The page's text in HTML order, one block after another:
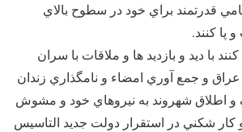
قدرتمند براي خود در سطوح بالاي
پا کنند.
با ديد و بازديد ها و ملاقات با سران
و جمع آوري امضاء و نامگذاري زندان
اطلاق شهروند به نيروهاي خود و مشوش
شکني در استقرار دولت جديد التاسيس